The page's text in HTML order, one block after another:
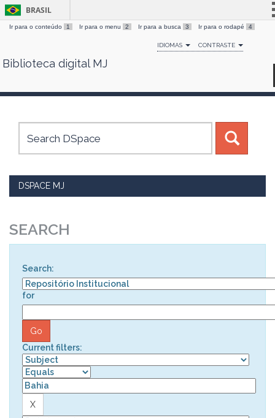
Skip
BRASIL
Simplifique!
Comunica BR
Canais
Ir para o conteúdo 1 Ir para o menu 2 Ir para a busca 3 Ir para o rodapé 4
IDIOMAS CONTRASTE
Biblioteca digital MJ
DSPACE MJ
SEARCH
Search:
for
Current filters: